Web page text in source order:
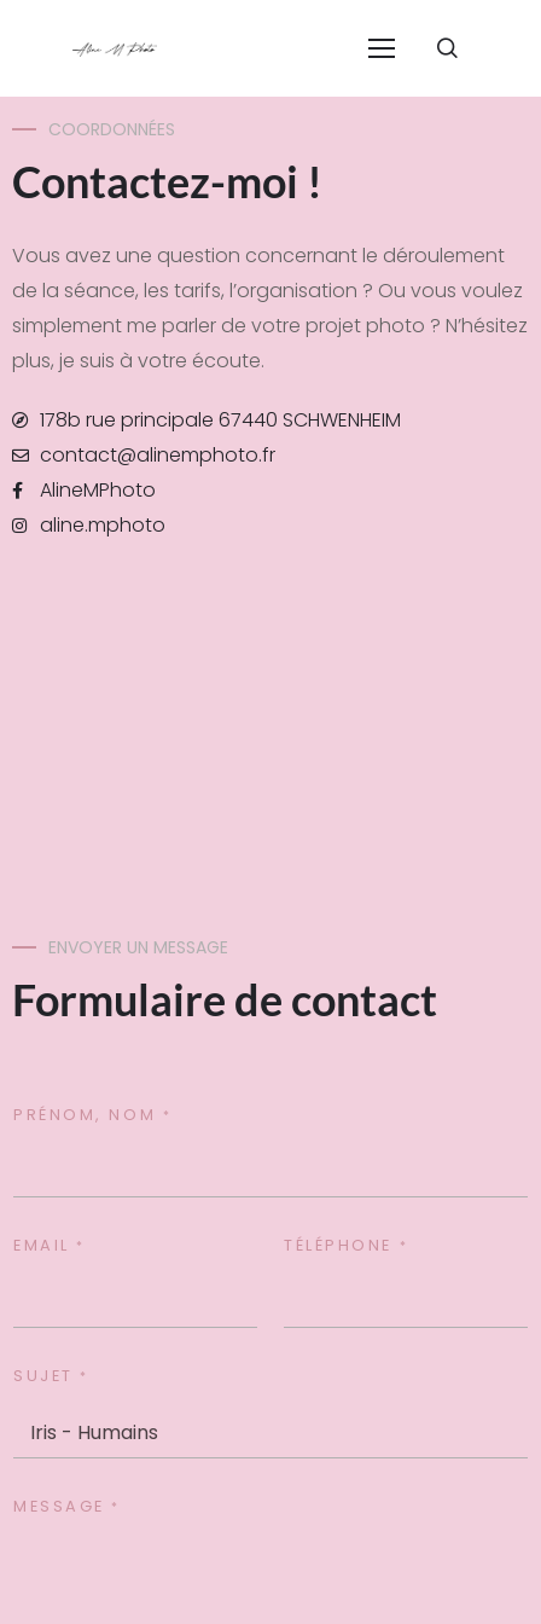
COORDONNÉES
Contactez-moi !
Vous avez une question concernant le déroulement
de la séance, les tarifs, l’organisation ? Ou vous voulez
simplement me parler de votre projet photo ? N’hésitez
plus, je suis à votre écoute.
178b rue principale 67440 SCHWENHEIM
contact@alinemphoto.fr
AlineMPhoto
aline.mphoto
ENVOYER UN MESSAGE
Formulaire de contact
PRÉNOM, NOM *
EMAIL * TÉLÉPHONE *
SUJET *
MESSAGE *